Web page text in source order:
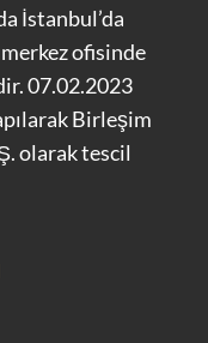
İstanbul’da
ofisinde
07.02.2023
Birleşim
olarak tescil